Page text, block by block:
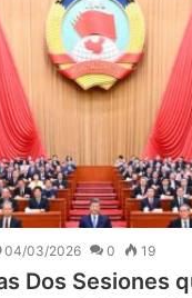
04/03/2026 0 19
Dos Sesiones